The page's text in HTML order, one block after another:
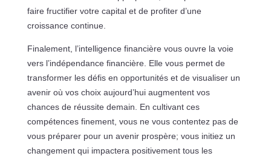
faire fructifier votre capital et de profiter d’une
croissance continue.
Finalement, l’intelligence financière vous ouvre la voie
vers l’indépendance financière. Elle vous permet de
transformer les défis en opportunités et de visualiser un
avenir où vos choix aujourd’hui augmentent vos
chances de réussite demain. En cultivant ces
compétences finement, vous ne vous contentez pas de
vous préparer pour un avenir prospère; vous initiez un
changement qui impactera positivement tous les